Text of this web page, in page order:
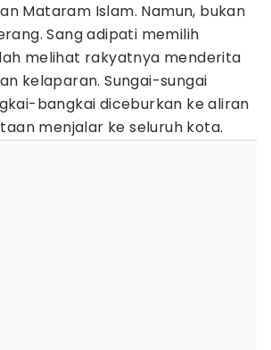
Mataram Islam. Namun, bukan
Sang adipati memilih
melihat rakyatnya menderita
kelaparan. Sungai-sungai
bangkai diceburkan ke aliran
menjalar ke seluruh kota.